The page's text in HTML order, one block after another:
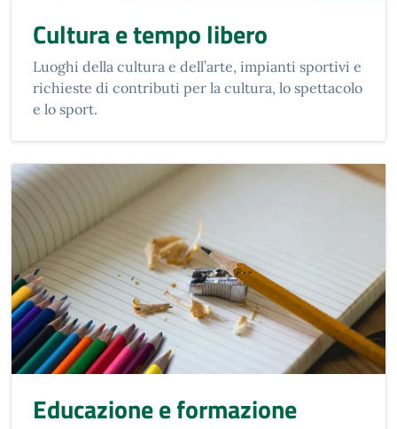
Cultura e tempo libero
Luoghi della cultura e dell’arte, impianti sportivi e
richieste di contributi per la cultura, lo spettacolo
e lo sport.
Educazione e formazione